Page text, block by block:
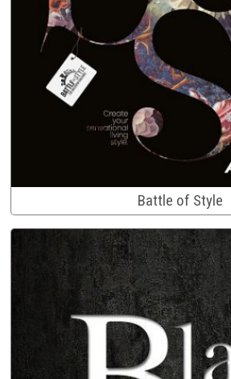
Battle of Style